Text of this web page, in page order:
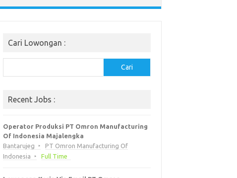
Cari Lowongan :
Cari
Recent Jobs :
Operator Produksi PT Omron Manufacturing
Of Indonesia Majalengka
Bantarujeg
PT Omron Manufacturing Of
Indonesia
Full Time